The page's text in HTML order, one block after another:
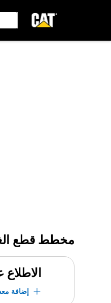
مخطط قطع
إضافة